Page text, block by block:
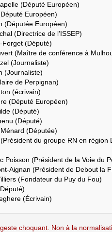
(Député Européen)
Européen)
(Députée Européen)
(Directrice de l’ISSEP)
Forget (Député)
(Maître de conférence à
(Journaliste)
(Journaliste)
de Perpignan)
(écrivain)
(Député Européen)
(Député)
(Député)
(Députée)
du groupe RN en région
Poisson (Président de la Voie du
Aignan (Président de Debout la
(Fondateur du Puy du Fou)
(Écrivain)
choquant. Non à la